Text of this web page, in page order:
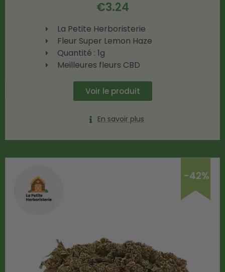
€3.24
La Petite Herboristerie
Fleur Super Lemon Haze
Quantité : 1g
Meilleures fleurs CBD
Voir le produit
En savoir plus
-42%